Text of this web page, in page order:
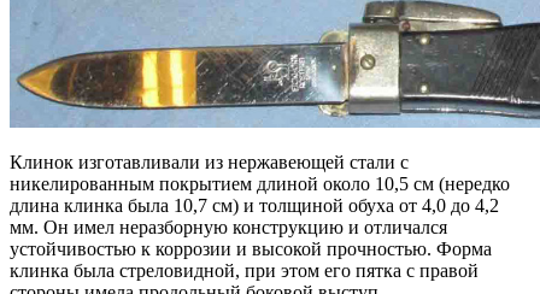
Клинок изготавливали из нержавеющей стали с
никелированным покрытием длиной около 10,5 см (нередко
длина клинка была 10,7 см) и толщиной обуха от 4,0 до 4,2
мм. Он имел неразборную конструкцию и отличался
устойчивостью к коррозии и высокой прочностью. Форма
клинка была стреловидной, при этом его пятка с правой